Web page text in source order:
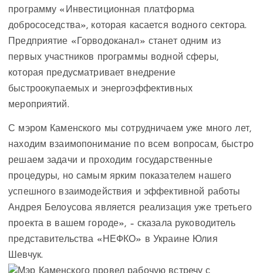
программу «Инвестиционная платформа
добрососедства», которая касается водного сектора.
Предприятие «Горводоканал» станет одним из
первых участников программы водной сферы,
которая предусматривает внедрение
быстроокупаемых и энергоэффективных
мероприятий.
С мэром Каменского мы сотрудничаем уже много лет,
находим взаимопонимание по всем вопросам, быстро
решаем задачи и проходим государственные
процедуры, но самым ярким показателем нашего
успешного взаимодействия и эффективной работы
Андрея Белоусова является реализация уже третьего
проекта в вашем городе», – сказала руководитель
представительства «НЕФКО» в Украине Юлия
Шевчук.